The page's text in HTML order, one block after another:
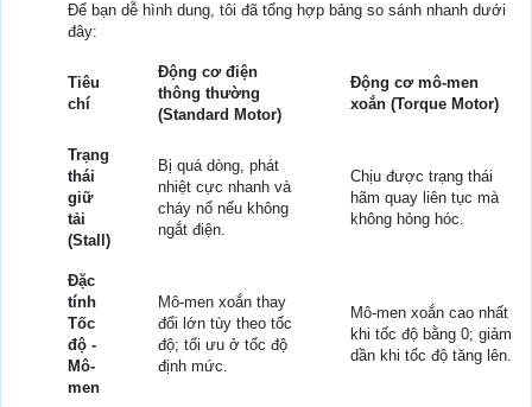
Để bạn dễ hình dung, tôi đã tổng hợp bảng so sánh nhanh dưới
đây:
Tiêu
chí
Động cơ điện
thông thường
(Standard Motor)
Động cơ mô-men
xoắn (Torque Motor)
Trạng
thái
giữ
tải
(Stall)
Bị quá dòng, phát
nhiệt cực nhanh và
cháy nổ nếu không
ngắt điện.
Chịu được trạng thái
hãm quay liên tục mà
không hỏng hóc.
Đặc
tính
Tốc
độ -
Mô-
men
Mô-men xoắn thay
đổi lớn tùy theo tốc
độ; tối ưu ở tốc độ
định mức.
Mô-men xoắn cao nhất
khi tốc độ bằng 0; giảm
dần khi tốc độ tăng lên.